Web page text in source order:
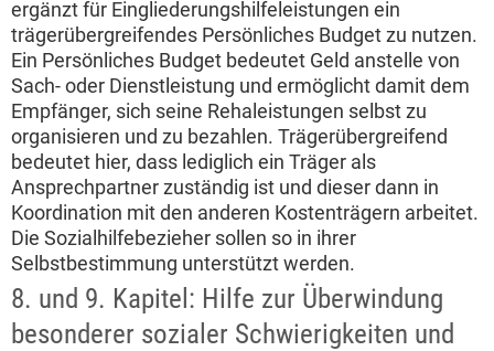
ergänzt für Eingliederungshilfeleistungen ein
trägerübergreifendes Persönliches Budget zu nutzen.
Ein Persönliches Budget bedeutet Geld anstelle von
Sach- oder Dienstleistung und ermöglicht damit dem
Empfänger, sich seine Rehaleistungen selbst zu
organisieren und zu bezahlen. Trägerübergreifend
bedeutet hier, dass lediglich ein Träger als
Ansprechpartner zuständig ist und dieser dann in
Koordination mit den anderen Kostenträgern arbeitet.
Die Sozialhilfebezieher sollen so in ihrer
Selbstbestimmung unterstützt werden.
8. und 9. Kapitel: Hilfe zur Überwindung
besonderer sozialer Schwierigkeiten und